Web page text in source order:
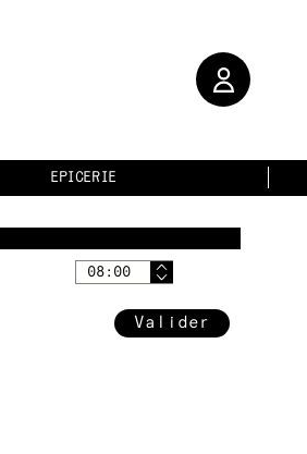
EPICERIE
Valider